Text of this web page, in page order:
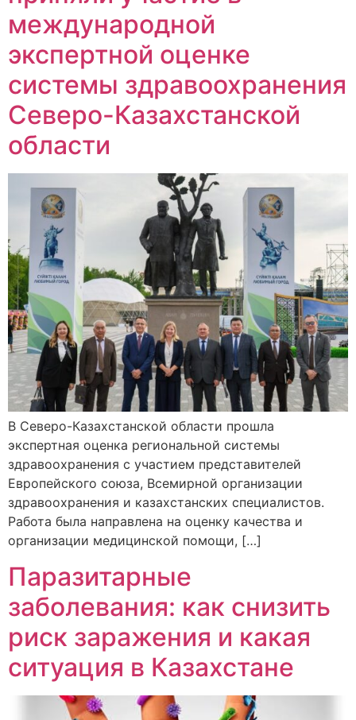
международной
экспертной оценке
системы здравоохранения
Северо-Казахстанской
области
В Северо-Казахстанской области прошла
экспертная оценка региональной системы
здравоохранения с участием представителей
Европейского союза, Всемирной организации
здравоохранения и казахстанских специалистов.
Работа была направлена на оценку качества и
организации медицинской помощи, […]
Паразитарные
заболевания: как снизить
риск заражения и какая
ситуация в Казахстане